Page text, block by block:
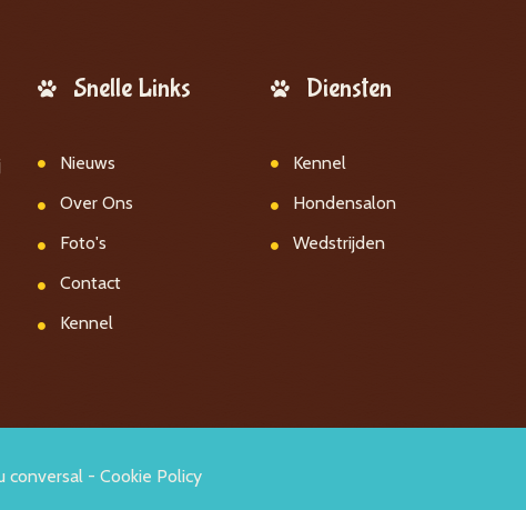
Snelle Links
Nieuws
Over Ons
Foto's
Contact
Kennel
Diensten
Kennel
Hondensalon
Wedstrijden
conversal - Cookie Policy